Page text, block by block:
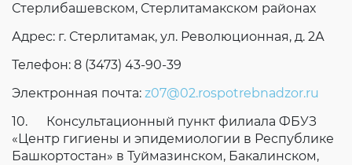
Стерлибашевском, Стерлитамакском районах
Адрес: г. Стерлитамак, ул. Революционная, д. 2А
Телефон: 8 (3473) 43-90-39
Электронная почта: z07@02.rospotrebnadzor.ru
10. Консультационный пункт филиала ФБУЗ
«Центр гигиены и эпидемиологии в Республике
Башкортостан» в Туймазинском, Бакалинском,